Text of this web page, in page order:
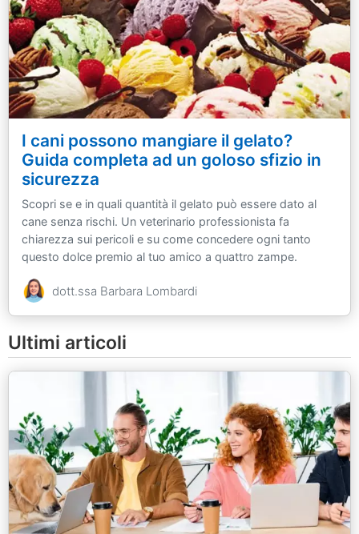
I cani possono mangiare il gelato?
Guida completa ad un goloso sfizio in
sicurezza
Scopri se e in quali quantità il gelato può essere dato al
cane senza rischi. Un veterinario professionista fa
chiarezza sui pericoli e su come concedere ogni tanto
questo dolce premio al tuo amico a quattro zampe.
dott.ssa Barbara Lombardi
Ultimi articoli